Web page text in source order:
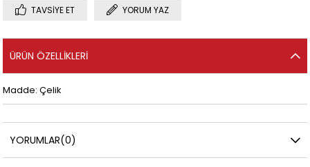
TAVSIYE ET YORUM YAZ
ÜRÜN ÖZELLIKLERI
Madde: Çelik
YORUMLAR(0)